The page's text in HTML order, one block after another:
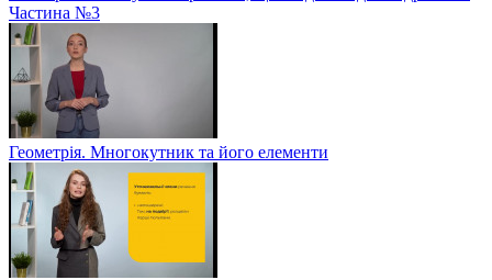
Частина №3
Геометрія. Многокутник та його елементи